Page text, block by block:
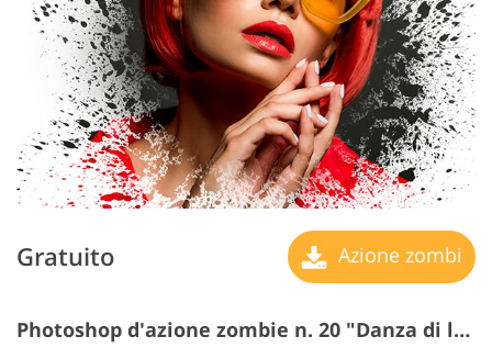
Gratuito Azione zombi
Photoshop d'azione zombie n. 20 "Danza di la luce"